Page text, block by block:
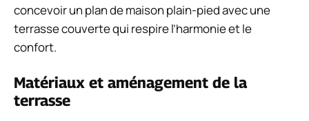
concevoir un plan de maison plain-pied avec une
terrasse couverte qui respire l’harmonie et le
confort.
Matériaux et aménagement de la
terrasse